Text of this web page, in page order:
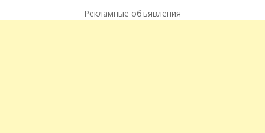
Рекламные объявления